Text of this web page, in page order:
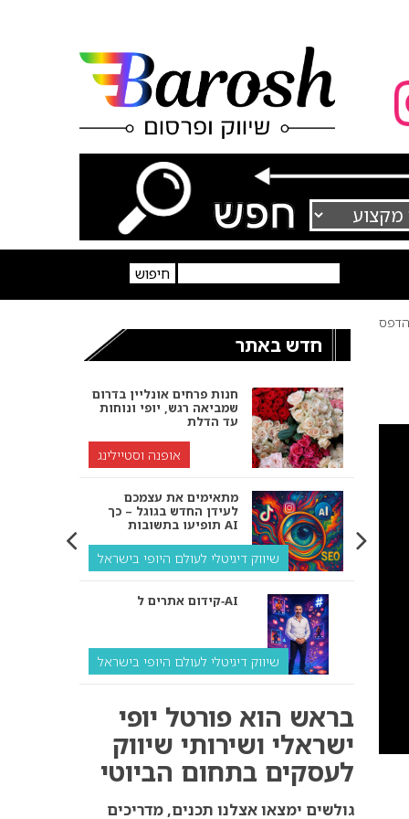
הדפס
חדש באתר
חנות פרחים אונליין בדרום
שמביאה רגש, יופי ונוחות
עד הדלת
אופנה וסטיילינג
מתאימים את עצמכם
לעידן החדש בגוגל – כך
תופיעו בתשובות AI
שיווק דיגיטלי לעולם היופי בישראל
קידום אתרים ל‑AI
שיווק דיגיטלי לעולם היופי בישראל
ולמה העסק שלך צריך
שיווק דיגיטלי לעסקים
קידום ל‑AI לעומת קידום
בראש הוא פורטל יופי
ישראלי ושירותי שיווק
לעסקים בתחום הביוטי
גולשים ימצאו אצלנו תכנים, מדריכים